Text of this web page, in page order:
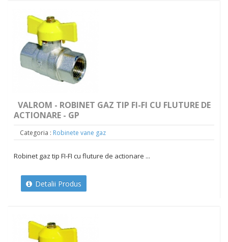
VALROM - ROBINET GAZ TIP FI-FI CU FLUTURE DE
ACTIONARE - GP
Categoria : Robinete vane gaz
Robinet gaz tip FI-FI cu fluture de actionare ...
Detalii Produs